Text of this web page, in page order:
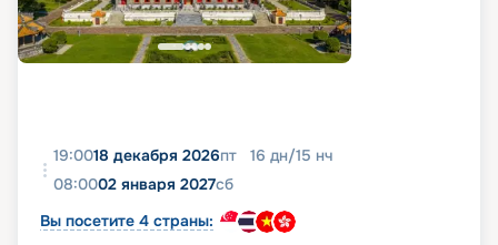
19:0018 декабря 2026пт 16 дн/15 нч
08:0002 января 2027сб
Вы посетите 4 страны: